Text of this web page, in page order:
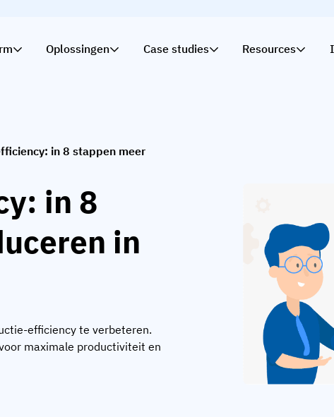
Oplossingen Case studies Resources
in 8 stappen meer
in 8
in
efficiency te verbeteren.
maximale productiviteit en